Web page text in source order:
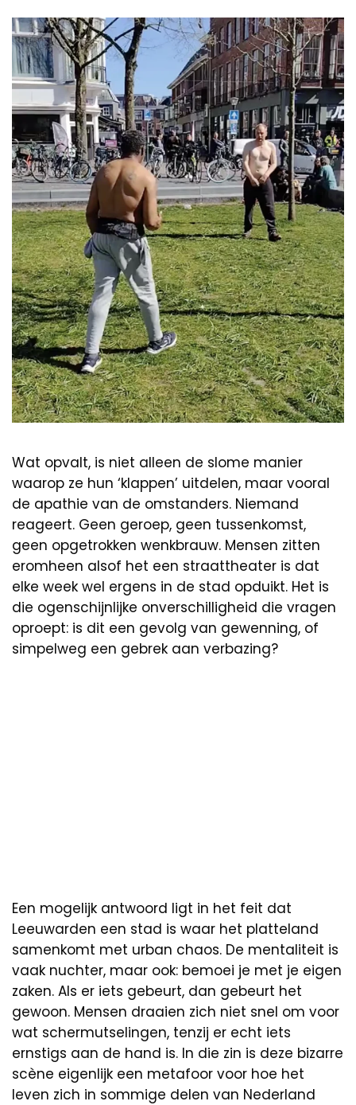
Wat opvalt, is niet alleen de slome manier
waarop ze hun ‘klappen’ uitdelen, maar vooral
de apathie van de omstanders. Niemand
reageert. Geen geroep, geen tussenkomst,
geen opgetrokken wenkbrauw. Mensen zitten
eromheen alsof het een straattheater is dat
elke week wel ergens in de stad opduikt. Het is
die ogenschijnlijke onverschilligheid die vragen
oproept: is dit een gevolg van gewenning, of
simpelweg een gebrek aan verbazing?
Een mogelijk antwoord ligt in het feit dat
Leeuwarden een stad is waar het platteland
samenkomt met urban chaos. De mentaliteit is
vaak nuchter, maar ook: bemoei je met je eigen
zaken. Als er iets gebeurt, dan gebeurt het
gewoon. Mensen draaien zich niet snel om voor
wat schermutselingen, tenzij er echt iets
ernstigs aan de hand is. In die zin is deze bizarre
scène eigenlijk een metafoor voor hoe het
leven zich in sommige delen van Nederland